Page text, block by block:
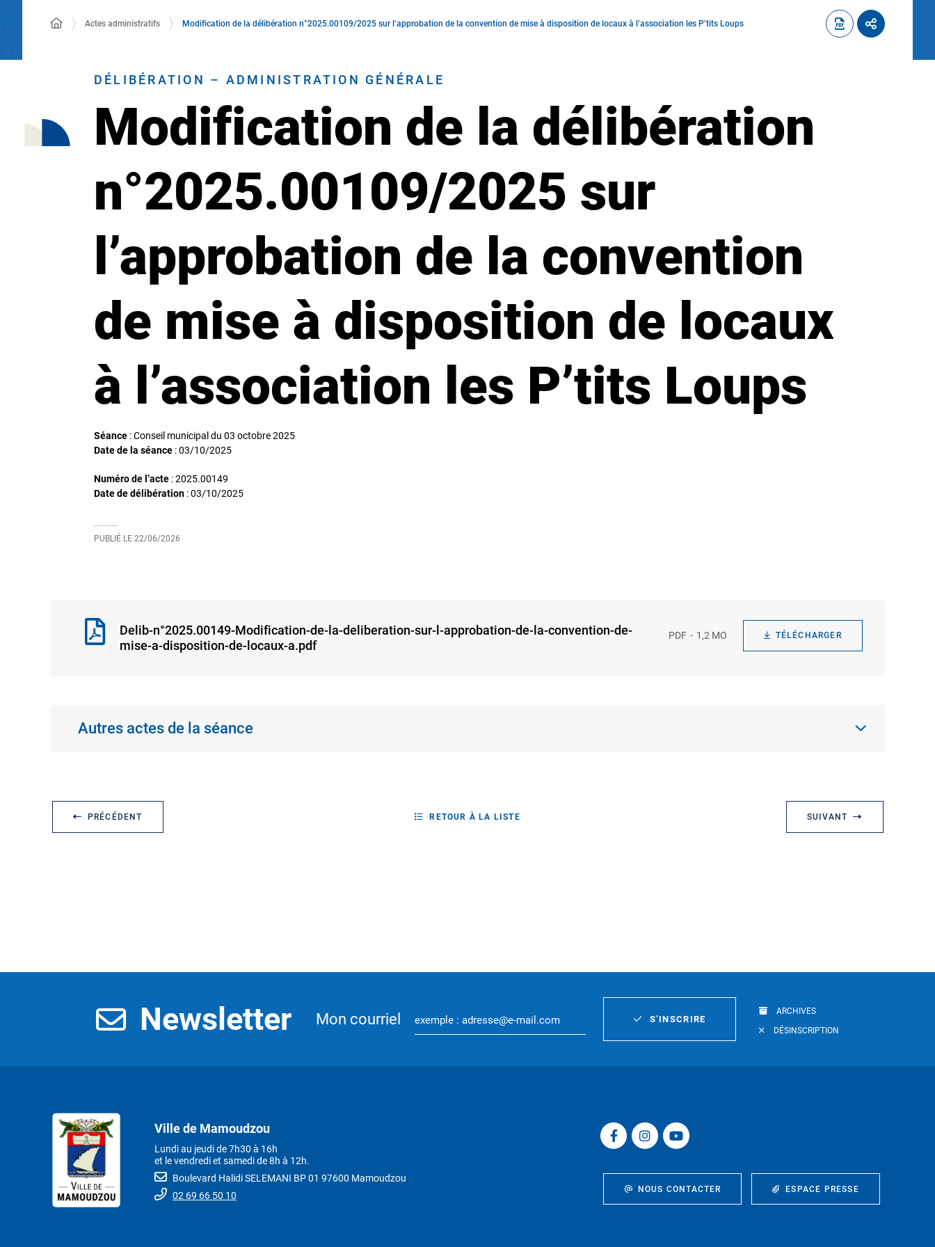
Actes administratifs Modification de la délibération n°2025.00109/2025 sur l’approbation de la convention de mise à disposition de locaux à l’association les P’tits Loups
DÉLIBÉRATION – ADMINISTRATION GÉNÉRALE
Modification de la délibération
n°2025.00109/2025 sur
l’approbation de la convention
de mise à disposition de locaux
à l’association les P’tits Loups
Séance : Conseil municipal du 03 octobre 2025
Date de la séance :03/10/2025
Numéro de l’acte : 2025.00149
Date de délibération :03/10/2025
PUBLIÉ LE 22/06/2026
Delib-n°2025.00149-Modification-de-la-deliberation-sur-l-approbation-de-la-convention-de-
mise-a-disposition-de-locaux-a.pdf
PDF 1,2 MO TÉLÉCHARGER
Autres actes de la séance
PRÉCÉDENT RETOUR À LA LISTE SUIVANT
Newsletter Mon courriel S’INSCRIRE
ARCHIVES
DÉSINSCRIPTION
Ville de Mamoudzou
Lundi au jeudi de 7h30 à 16h
et le vendredi et samedi de 8h à 12h.
Boulevard Halidi SELEMANI BP 01 97600 Mamoudzou
02 69 66 50 10
NOUS CONTACTER ESPACE PRESSE